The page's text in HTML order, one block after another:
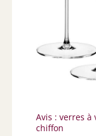
Avis : verres
chiffon